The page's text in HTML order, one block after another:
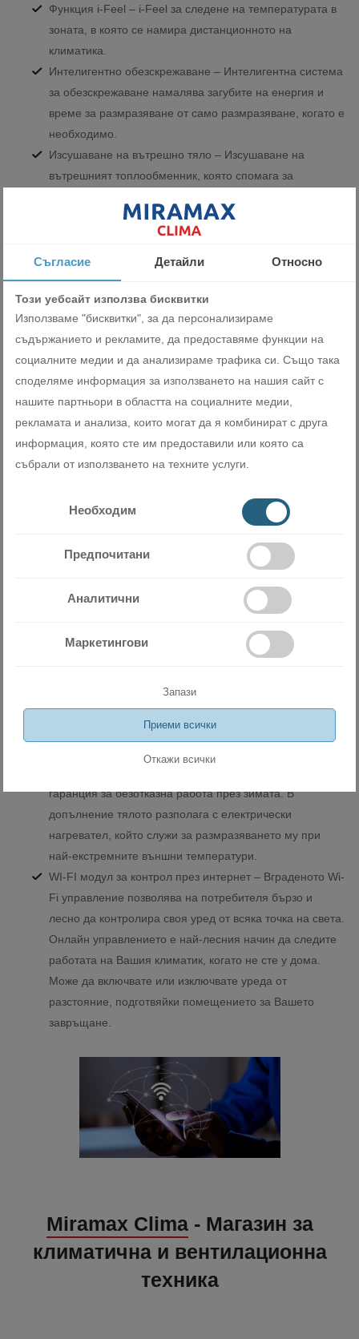
Функция i-Feel – i-Feel за следене на температурата в
зоната, в която се намира дистанционното на
климатика.
Интелигентно обезскрежаване – Интелигентна система
за обезскрежаване намалява загубите на енергия и
време за размразяване от само размразяване, когато е
необходимо.
Изсушаване на вътрешно тяло – Изсушаване на
вътрешният топлообменник, която спомага за
Turbo режим за бързо климатизиране на помещението
– Максимално бързо достига зададената температура
в режим Охлаждане.
Самодиагностика – При повреда на климатика на
дисплея автоматично се показва кодът на грешката.
Самопочистване – След изключване на климатика в на
режим Охлаждане, вентилаторът на вътрешното тяло
продължава да работи известно време. Така се
предотвратява натрупването на влага в
топлообменника и натрупването на мухъл и плесени в
климатика.
Вентилатор на вътрешното тяло със 7 степени – Може
Насочване на въздушния поток – Ламелите на
или вертикално, за постигане на максимален комфорт
в помещението.
Двойно-роторен компресор – Външното тяло на
гаранция за безотказна работа през зимата. В
допълнение тялото разполага с електрически
нагревател, който служи за размразяването му при
най-екстремните външни температури.
WI-FI модул за контрол през интернет – Вграденото Wi-
Fi управление позволява на потребителя бързо и
лесно да контролира своя уред от всяка точка на света.
Онлайн управлението е най-лесния начин да следите
работата на Вашия климатик, когато не сте у дома.
Може да включвате или изключвате уреда от
разстояние, подготвяйки помещението за Вашето
завръщане.
Miramax Clima- Магазин за
климатична и вентилационна
техника
Съгласие Детайли Относно
Този уебсайт използва бисквитки
Използваме "бисквитки", за да персонализираме
съдържанието и рекламите, да предоставяме функции на
социалните медии и да анализираме трафика си. Също така
споделяме информация за използването на нашия сайт с
нашите партньори в областта на социалните медии,
рекламата и анализа, които могат да я комбинират с друга
информация, която сте им предоставили или която са
събрали от използването на техните услуги.
Необходим
Предпочитани
Аналитични
Маркетингови
Запази
Приеми всички
Откажи всички